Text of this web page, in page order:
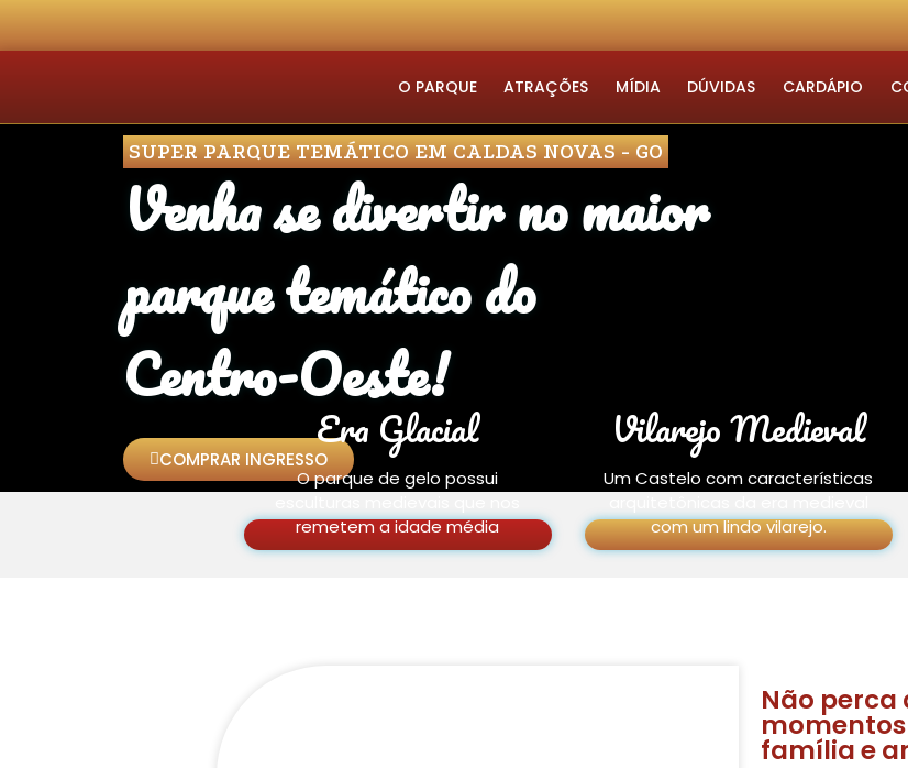
O PARQUE ATRAÇÕES MÍDIA DÚVIDAS CARDÁPIO
SUPER PARQUE TEMÁTICO EM CALDAS NOVAS - GO
Venha se divertir no maior
parque temático do
Centro-Oeste!
COMPRAR INGRESSO
Era Glacial
O parque de gelo possui
remetem a idade média
Vilarejo Medieval
Um Castelo com características
com um lindo vilarejo.
Não perca
família e